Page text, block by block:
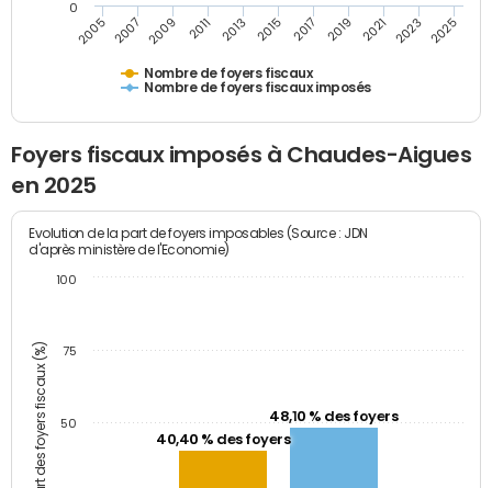
Nombre de foyers fiscaux
Nombre de foyers fiscaux imposés
2005 2007 2009 2011 2013 2015 2017 2019 2021 2023 2025
0
Foyers fiscaux imposés à Chaudes-Aigues
en 2025
Part des foyers fiscaux (%)
Evolution de la part de foyers imposables (Source : JDN
d'après ministère de l'Economie)
40,40 % des foyers
48,10 % des foyers
50
75
100